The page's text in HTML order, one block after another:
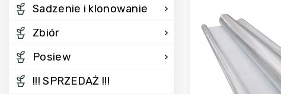
Sadzenie i klonowanie
Zbiór
Posiew
!!! SPRZEDAŻ !!!